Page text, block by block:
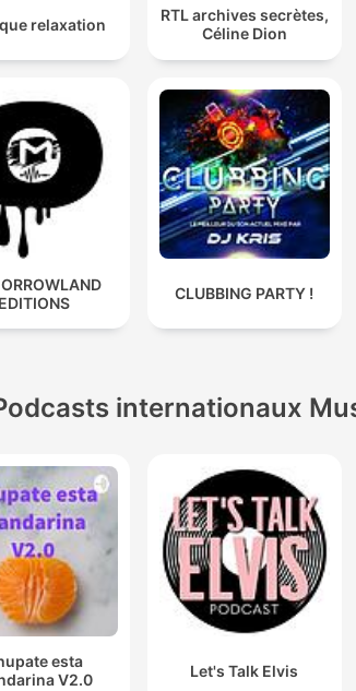
relaxation
RTL archives secrètes,
Céline Dion
CLUBBING PARTY !
internationaux
esta
V2.0
Let's Talk Elvis